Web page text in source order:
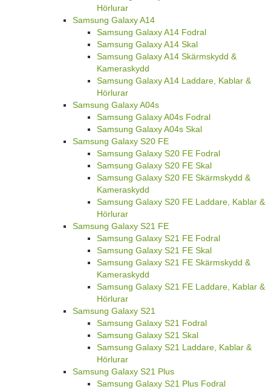
Hörlurar
Samsung Galaxy A14
Samsung Galaxy A14 Fodral
Samsung Galaxy A14 Skal
Samsung Galaxy A14 Skärmskydd &
Kameraskydd
Samsung Galaxy A14 Laddare, Kablar &
Hörlurar
Samsung Galaxy A04s
Samsung Galaxy A04s Fodral
Samsung Galaxy A04s Skal
Samsung Galaxy S20 FE
Samsung Galaxy S20 FE Fodral
Samsung Galaxy S20 FE Skal
Samsung Galaxy S20 FE Skärmskydd &
Kameraskydd
Samsung Galaxy S20 FE Laddare, Kablar &
Hörlurar
Samsung Galaxy S21 FE
Samsung Galaxy S21 FE Fodral
Samsung Galaxy S21 FE Skal
Samsung Galaxy S21 FE Skärmskydd &
Kameraskydd
Samsung Galaxy S21 FE Laddare, Kablar &
Hörlurar
Samsung Galaxy S21
Samsung Galaxy S21 Fodral
Samsung Galaxy S21 Skal
Samsung Galaxy S21 Laddare, Kablar &
Hörlurar
Samsung Galaxy S21 Plus
Samsung Galaxy S21 Plus Fodral